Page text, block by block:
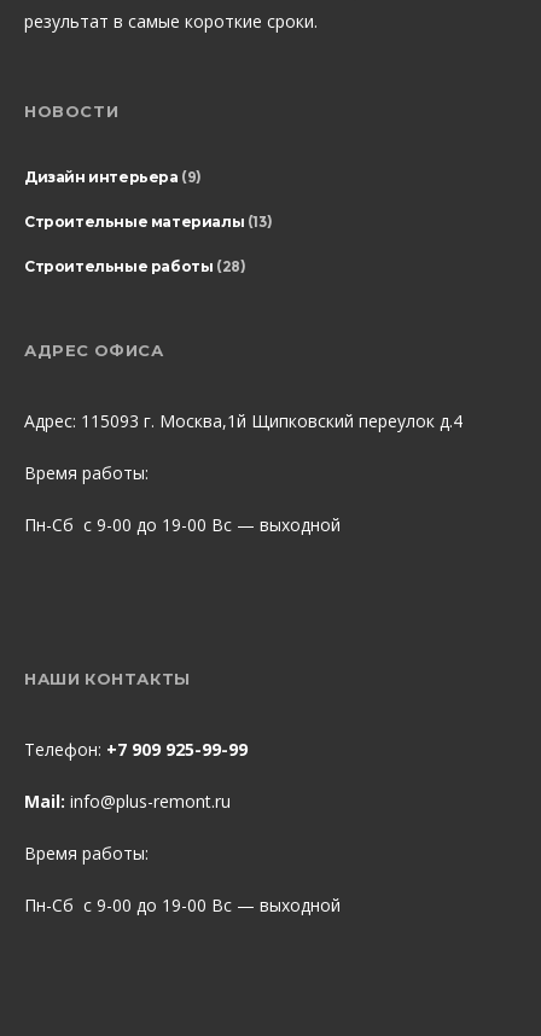
результат в самые короткие сроки.
НОВОСТИ
Дизайн интерьера (9)
Строительные материалы (13)
Строительные работы (28)
АДРЕС ОФИСА
Адрес: 115093 г. Москва,1й Щипковский переулок д.4
Время работы:
Пн-Сб с 9-00 до 19-00 Вс — выходной
НАШИ КОНТАКТЫ
Телефон: +7 909 925-99-99
Mail: info@plus-remont.ru
Время работы:
Пн-Сб с 9-00 до 19-00 Вс — выходной